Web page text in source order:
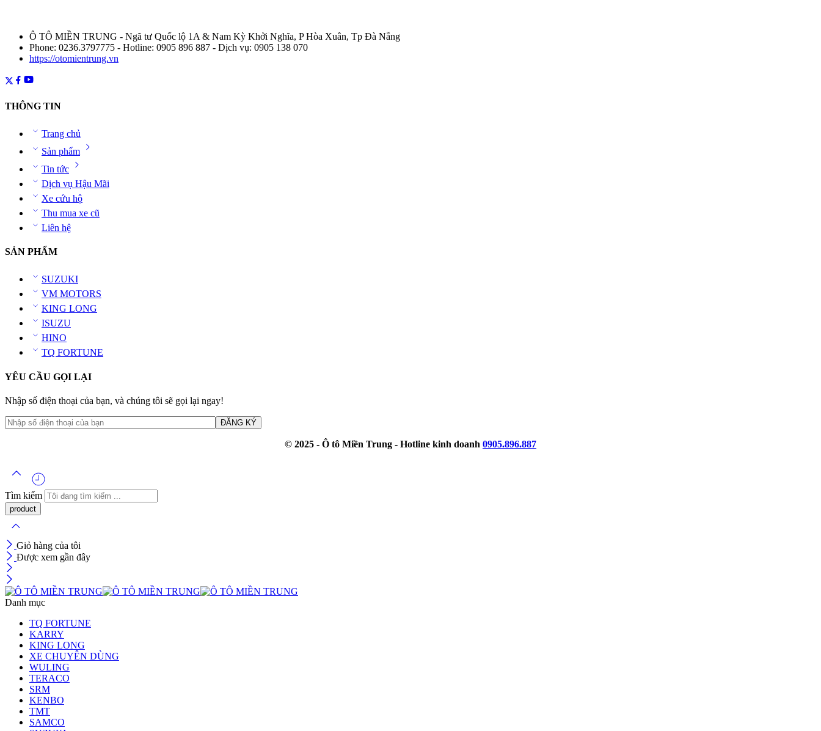
Ô TÔ MIỀN TRUNG - Ngã tư Quốc lộ 1A & Nam Kỳ Khởi Nghĩa, P Hòa Xuân, Tp Đà Nẵng
Phone: 0236.3797775 - Hotline: 0905 896 887 - Dịch vụ: 0905 138 070
https://otomientrung.vn
THÔNG TIN
Trang chủ
Sản phẩm
Tin tức
Dịch vụ Hậu Mãi
Xe cứu hộ
Thu mua xe cũ
Liên hệ
SẢN PHẨM
SUZUKI
VM MOTORS
KING LONG
ISUZU
HINO
TQ FORTUNE
YÊU CẦU GỌI LẠI
Nhập số điện thoại của bạn, và chúng tôi sẽ gọi lại ngay!
© 2025 - Ô tô Miền Trung - Hotline kinh doanh 0905.896.887
Tìm kiếm
Giỏ hàng của tôi
Được xem gần đây
Danh mục
TQ FORTUNE
KARRY
KING LONG
XE CHUYÊN DÙNG
WULING
TERACO
SRM
KENBO
TMT
SAMCO